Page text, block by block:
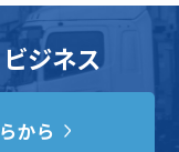
ジネス
から